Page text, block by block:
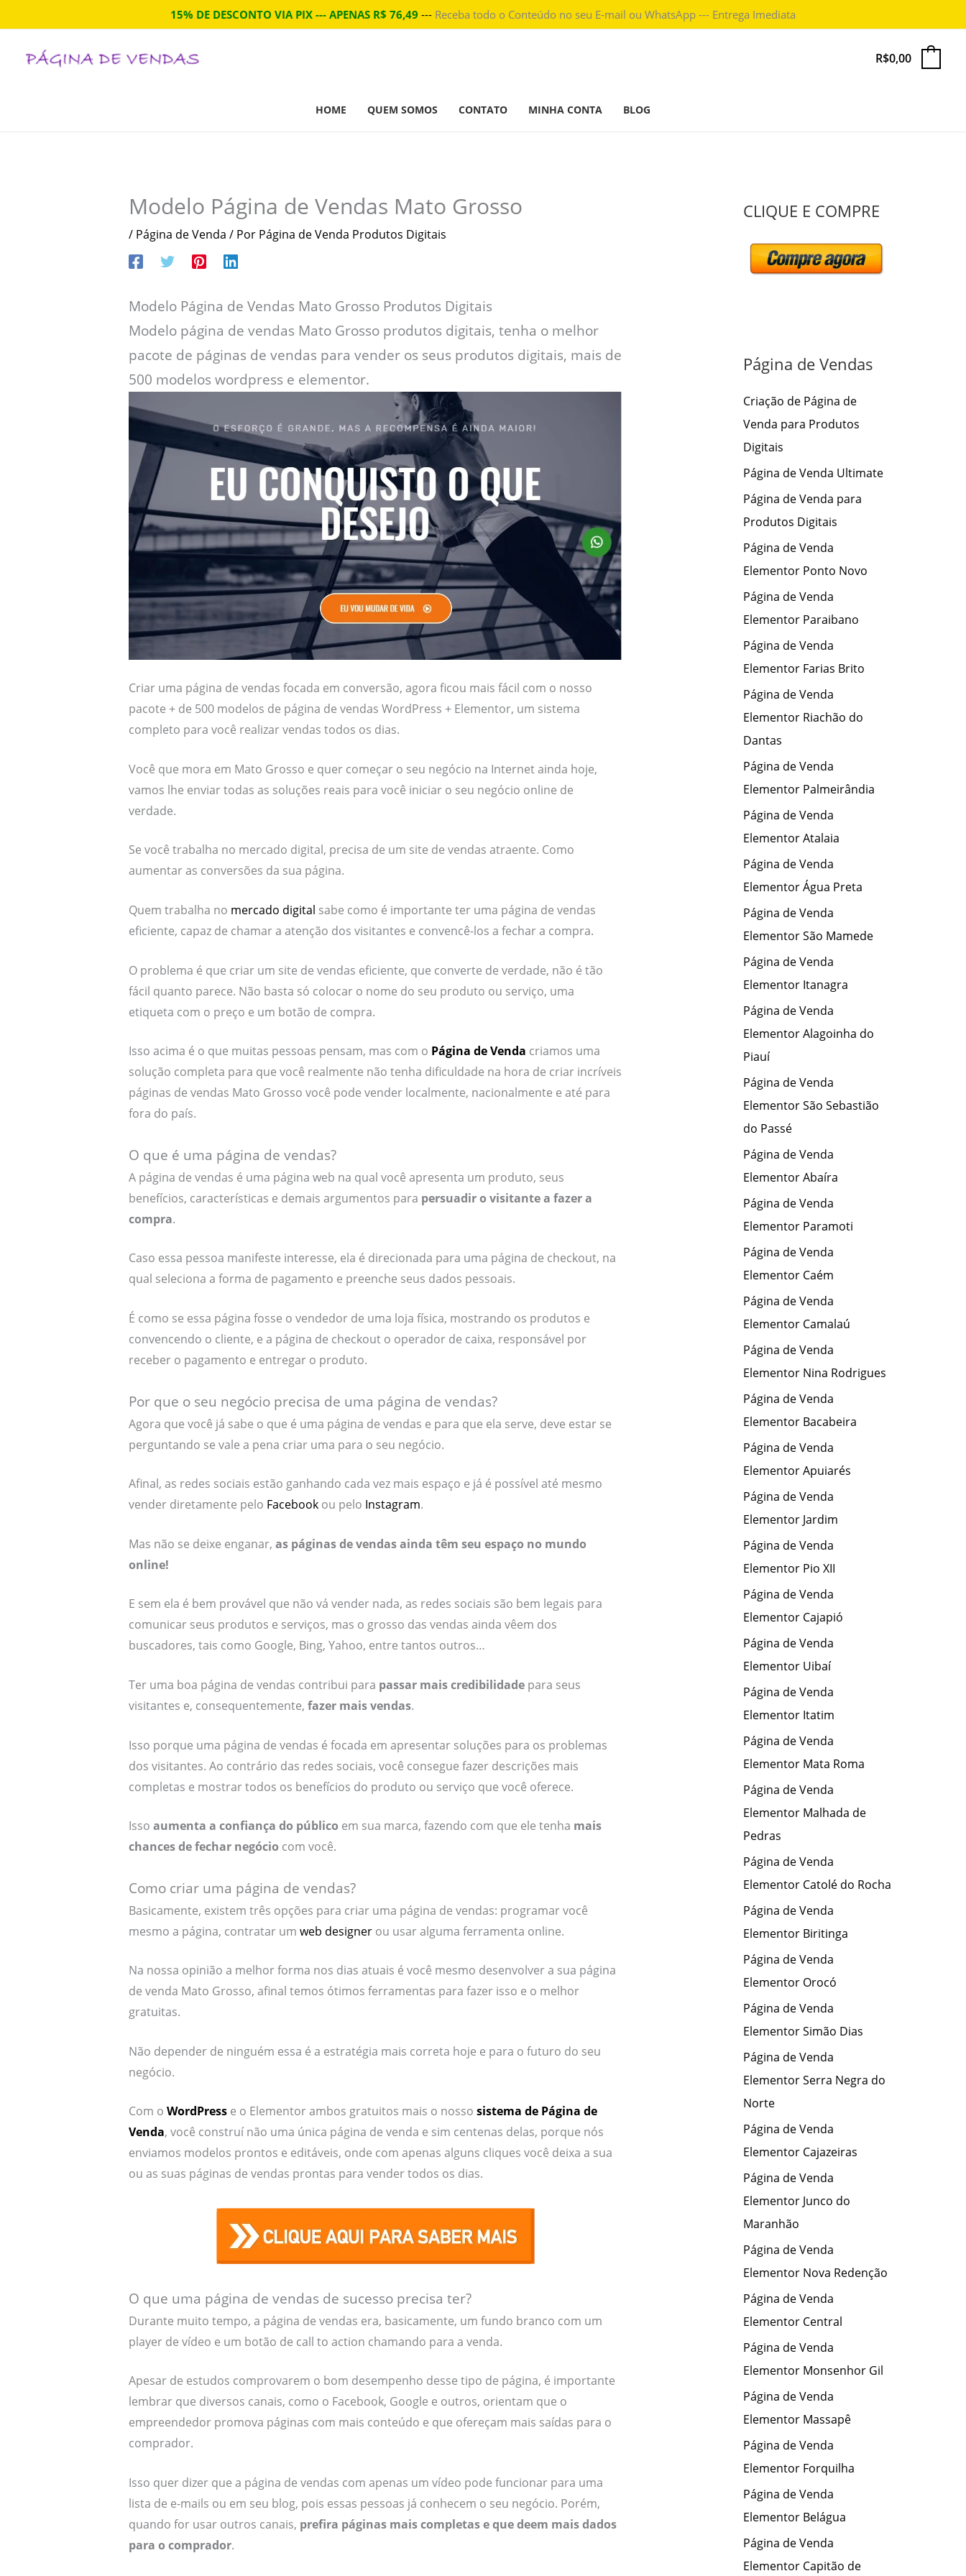
para
15% DE DESCONTO VIA PIX --- APENAS R$ 76,49 --- Receba todo o Conteúdo no seu E-mail ou WhatsApp --- Entrega Imediata
R$0,00
HOME QUEM SOMOS CONTATO MINHA CONTA BLOG
Modelo Página de Vendas Mato Grosso
/ Página de Venda / Por Página de Venda Produtos Digitais
Modelo Página de Vendas Mato Grosso Produtos Digitais
Modelo página de vendas Mato Grosso produtos digitais, tenha o melhor
pacote de páginas de vendas para vender os seus produtos digitais, mais de
500 modelos wordpress e elementor.
Criar uma página de vendas focada em conversão, agora ficou mais fácil com o nosso
pacote + de 500 modelos de página de vendas WordPress + Elementor, um sistema
completo para você realizar vendas todos os dias.
Você que mora em Mato Grosso e quer começar o seu negócio na Internet ainda hoje,
vamos lhe enviar todas as soluções reais para você iniciar o seu negócio online de
verdade.
Se você trabalha no mercado digital, precisa de um site de vendas atraente. Como
aumentar as conversões da sua página.
Quem trabalha no mercado digital sabe como é importante ter uma página de vendas
eficiente, capaz de chamar a atenção dos visitantes e convencê-los a fechar a compra.
O problema é que criar um site de vendas eficiente, que converte de verdade, não é tão
fácil quanto parece. Não basta só colocar o nome do seu produto ou serviço, uma
etiqueta com o preço e um botão de compra.
Isso acima é o que muitas pessoas pensam, mas com o Página de Venda criamos uma
solução completa para que você realmente não tenha dificuldade na hora de criar incríveis
páginas de vendas Mato Grosso você pode vender localmente, nacionalmente e até para
fora do país.
O que é uma página de vendas?
A página de vendas é uma página web na qual você apresenta um produto, seus
benefícios, características e demais argumentos para persuadiro visitante a fazer a
compra.
Caso essa pessoa manifeste interesse, ela é direcionada para uma página de checkout, na
qual seleciona a forma de pagamento e preenche seus dados pessoais.
É como se essa página fosse o vendedor de uma loja física, mostrando os produtos e
convencendo o cliente, e a página de checkout o operador de caixa, responsável por
receber o pagamento e entregar o produto.
Por que o seu negócio precisa de uma página de vendas?
Agora que você já sabe o que é uma página de vendas e para que ela serve, deve estar se
perguntando se vale a pena criar uma para o seu negócio.
Afinal, as redes sociais estão ganhando cada vez mais espaço e já é possível até mesmo
vender diretamente pelo Facebookou pelo Instagram.
Mas não se deixe enganar, as páginas de vendas ainda têm seu espaço no mundo
online!
E sem ela é bem provável que não vá vender nada, as redes sociais são bem legais para
comunicar seus produtos e serviços, mas o grosso das vendas ainda vêem dos
buscadores, tais como Google, Bing, Yahoo, entre tantos outros…
Ter uma boa página de vendas contribui para passar mais credibilidadepara seus
visitantes e, consequentemente, fazer mais vendas.
Isso porque uma página de vendas é focada em apresentar soluções para os problemas
dos visitantes. Ao contrário das redes sociais, você consegue fazer descrições mais
completas e mostrar todos os benefícios do produto ou serviço que você oferece.
Isso aumenta a confiança do público em sua marca, fazendo com que ele tenha mais
chances de fechar negócio com você.
Como criar uma página de vendas?
Basicamente, existem três opções para criar uma página de vendas: programar você
mesmo a página, contratar um web designerou usar alguma ferramenta online.
Na nossa opinião a melhor forma nos dias atuais é você mesmo desenvolver a sua página
de venda Mato Grosso, afinal temos ótimos ferramentas para fazer isso e o melhor
gratuitas.
Não depender de ninguém essa é a estratégia mais correta hoje e para o futuro do seu
negócio.
Com o WordPresse o Elementor ambos gratuitos mais o nosso sistema de Página de
Venda, você construí não uma única página de venda e sim centenas delas, porque nós
enviamos modelos prontos e editáveis, onde com apenas alguns cliques você deixa a sua
ou as suas páginas de vendas prontas para vender todos os dias.
O que uma página de vendas de sucesso precisa ter?
Durante muito tempo, a página de vendas era, basicamente, um fundo branco com um
player de vídeo e um botão de call to action chamando para a venda.
Apesar de estudos comprovarem o bom desempenho desse tipo de página, é importante
lembrar que diversos canais, como o Facebook, Google e outros, orientam que o
empreendedor promova páginas com mais conteúdo e que ofereçam mais saídas para o
comprador.
Isso quer dizer que a página de vendas com apenas um vídeo pode funcionar para uma
lista de e-mails ou em seu blog, pois essas pessoas já conhecem o seu negócio. Porém,
quando for usar outros canais, prefira páginas mais completas e que deem mais dados
para o comprador.
CLIQUE E COMPRE
Página de Vendas
Criação de Página de
Venda para Produtos
Digitais
Página de Venda Ultimate
Página de Venda para
Produtos Digitais
Página de Venda
Elementor Ponto Novo
Página de Venda
Elementor Paraibano
Página de Venda
Elementor Farias Brito
Página de Venda
Elementor Riachão do
Dantas
Página de Venda
Elementor Palmeirândia
Página de Venda
Elementor Atalaia
Página de Venda
Elementor Água Preta
Página de Venda
Elementor São Mamede
Página de Venda
Elementor Itanagra
Página de Venda
Elementor Alagoinha do
Piauí
Página de Venda
Elementor São Sebastião
do Passé
Página de Venda
Elementor Abaíra
Página de Venda
Elementor Paramoti
Página de Venda
Elementor Caém
Página de Venda
Elementor Camalaú
Página de Venda
Elementor Nina Rodrigues
Página de Venda
Elementor Bacabeira
Página de Venda
Elementor Apuiarés
Página de Venda
Elementor Jardim
Página de Venda
Elementor Pio XII
Página de Venda
Elementor Cajapió
Página de Venda
Elementor Uibaí
Página de Venda
Elementor Itatim
Página de Venda
Elementor Mata Roma
Página de Venda
Elementor Malhada de
Pedras
Página de Venda
Elementor Catolé do Rocha
Página de Venda
Elementor Biritinga
Página de Venda
Elementor Orocó
Página de Venda
Elementor Simão Dias
Página de Venda
Elementor Serra Negra do
Norte
Página de Venda
Elementor Cajazeiras
Página de Venda
Elementor Junco do
Maranhão
Página de Venda
Elementor Nova Redenção
Página de Venda
Elementor Central
Página de Venda
Elementor Monsenhor Gil
Página de Venda
Elementor Massapê
Página de Venda
Elementor Forquilha
Página de Venda
Elementor Belágua
Página de Venda
Elementor Capitão de
e
r
p
o
r
: